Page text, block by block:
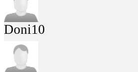
Doni10